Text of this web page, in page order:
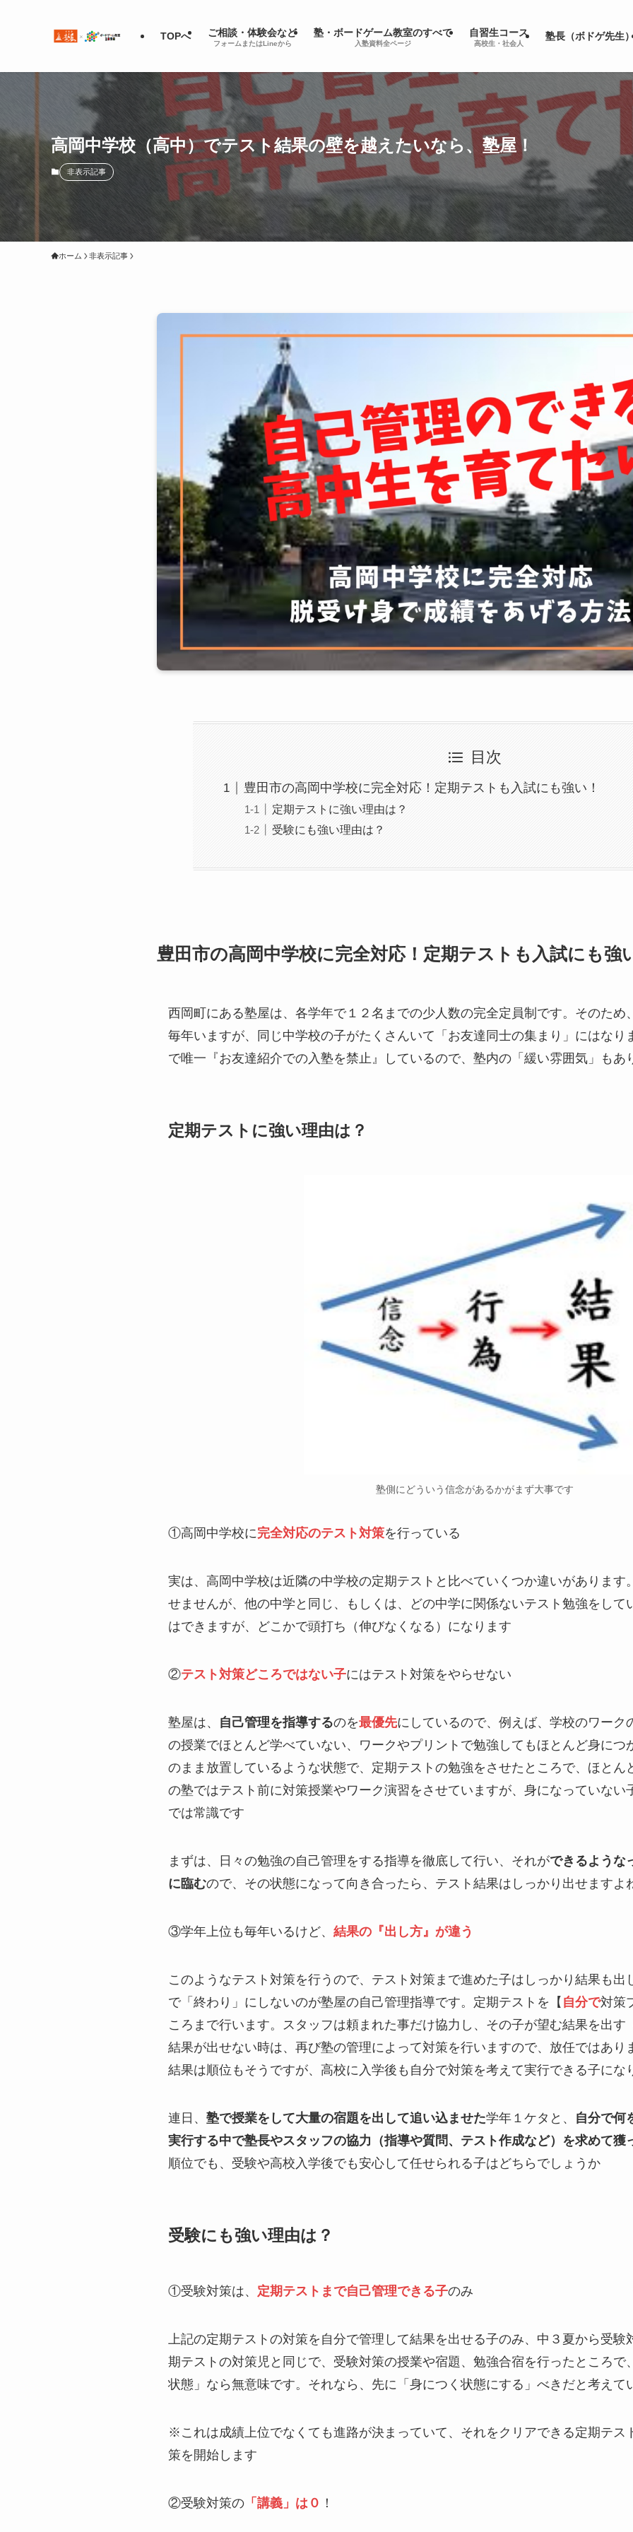
TOPへ ご相談・体験会など
フォームまたはLineから
塾・ボードゲーム教室のすべて
入塾資料全ページ
自習生コース
高校生・社会人
塾長（ボドゲ先生
高岡中学校（高中）でテスト結果の壁を越えたいなら、塾屋！
非表示記事
ホーム 非表示記事
目次
豊田市の高岡中学校に完全対応！定期テストも入試にも強い！
定期テストに強い理由は？
受験にも強い理由は？
豊田市の高岡中学校に完全対応！定期テストも入試にも強
西岡町にある塾屋は、各学年で１２名までの少人数の完全定員制です。そのため
毎年いますが、同じ中学校の子がたくさんいて「お友達同士の集まり」にはなり
で唯一『お友達紹介での入塾を禁止』しているので、塾内の「緩い雰囲気」もあ
定期テストに強い理由は？
塾側にどういう信念があるかがまず大事です
①高岡中学校に完全対応のテスト対策を行っている
実は、高岡中学校は近隣の中学校の定期テストと比べていくつか違いがあります
せませんが、他の中学と同じ、もしくは、どの中学に関係ないテスト勉強をして
はできますが、どこかで頭打ち（伸びなくなる）になります
②テスト対策どころではない子にはテスト対策をやらせない
塾屋は、 自己管理を指導するのを最優先にしているので、例えば、学校のワーク
の授業でほとんど学べていない、ワークやプリントで勉強してもほとんど身につ
のまま放置しているような状態で、定期テストの勉強をさせたところで、ほとん
の塾ではテスト前に対策授業やワーク演習をさせていますが、身になっていない
では常識です
まずは、日々の勉強の自己管理をする指導を徹底して行い、それができるような
に臨むので、その状態になって向き合ったら、テスト結果はしっかり出せますよ
③学年上位も毎年いるけど、 結果の『出し方』が違う
このようなテスト対策を行うので、テスト対策まで進めた子はしっかり結果も出
で「終わり」にしないのが塾屋の自己管理指導です。定期テストを【 自分で対策
ころまで行います。スタッフは頼まれた事だけ協力し、その子が望む結果を出す
結果が出せない時は、再び塾の管理によって対策を行いますので、放任ではあり
結果は順位もそうですが、高校に入学後も自分で対策を考えて実行できる子にな
連日、 塾で授業をして大量の宿題を出して追い込ませた学年１ケタと、 自分で何
実行する中で塾長やスタッフの協力（指導や質問、テスト作成など）を求めて獲
順位でも、受験や高校入学後でも安心して任せられる子はどちらでしょうか
受験にも強い理由は？
①受験対策は、 定期テストまで自己管理できる子のみ
上記の定期テストの対策を自分で管理して結果を出せる子のみ、中３夏から受験
期テストの対策児と同じで、受験対策の授業や宿題、勉強合宿を行ったところで
状態」なら無意味です。それなら、先に「身につく状態にする」べきだと考えて
※これは成績上位でなくても進路が決まっていて、それをクリアできる定期テス
策を開始します
②受験対策の 「講義」は０ ！